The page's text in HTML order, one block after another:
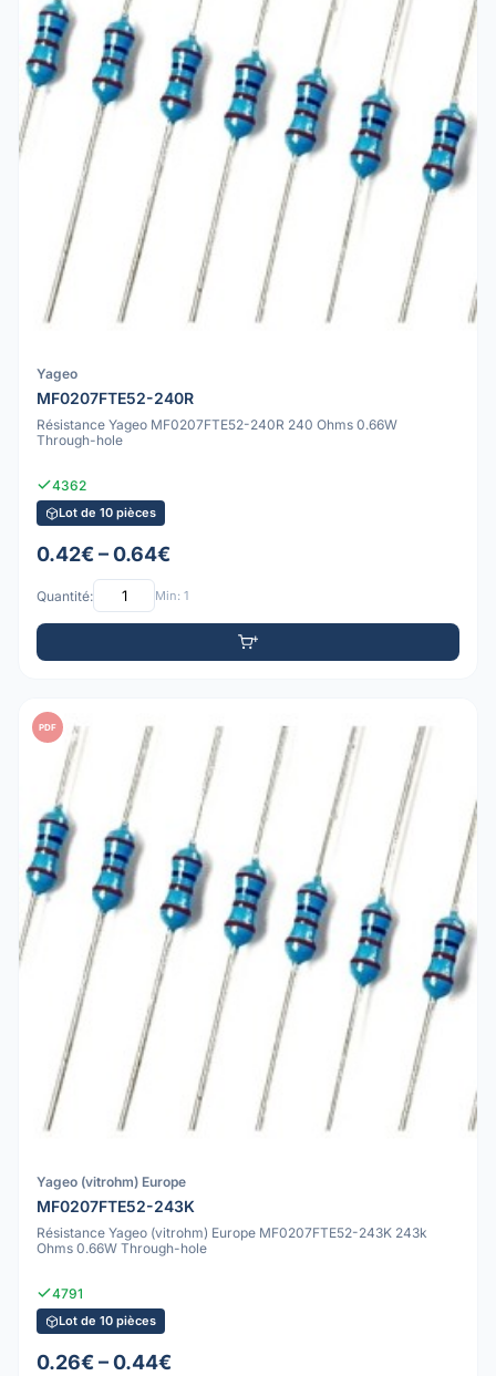
Yageo
MF0207FTE52-240R
Résistance Yageo MF0207FTE52-240R 240 Ohms 0.66W
Through-hole
4362
Lot de 10 pièces
0.42€ – 0.64€
Quantité: Min: 1
PDF
Yageo (vitrohm) Europe
MF0207FTE52-243K
Résistance Yageo (vitrohm) Europe MF0207FTE52-243K 243k
Ohms 0.66W Through-hole
4791
Lot de 10 pièces
0.26€ – 0.44€